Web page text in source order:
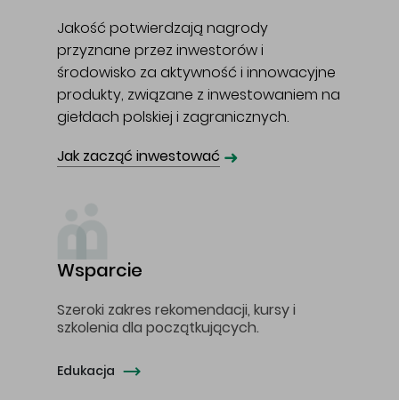
Jakość potwierdzają nagrody
przyznane przez inwestorów i
środowisko za aktywność i innowacyjne
produkty, związane z inwestowaniem na
giełdach polskiej i zagranicznych.
Jak zacząć inwestować ➜
Wsparcie
Szeroki zakres rekomendacji, kursy i
szkolenia dla początkujących.
Edukacja